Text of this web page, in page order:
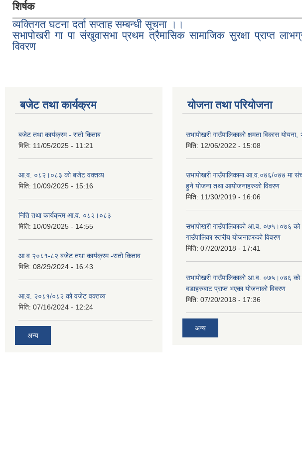
शिर्षक
व्यक्तिगत घटना दर्ता सप्ताह सम्बन्धी सूचना ।।
सभापोखरी गा पा संखुवासभा प्रथम त्रैमासिक सामाजिक सुरक्षा प्राप्त
विवरण
बजेट तथा कार्यक्रम
बजेट तथा कार्यक्रम - रातो किताब
मिति: 11/05/2025 - 11:21
आ.व. ०८२।०८३ को बजेट वक्तव्य
मिति: 10/09/2025 - 15:16
निति तथा कार्यक्रम आ.व. ०८२।०८३
मिति: 10/09/2025 - 14:55
आ व २०८१-८२ बजेट तथा कार्यक्रम -रातो किताव
मिति: 08/29/2024 - 16:43
आ.व. २०८१/०८२ को वजेट वक्तव्य
मिति: 07/16/2024 - 12:24
अन्य
योजना तथा परियोजना
सभापोखरी गाउँपालिकाको क्षमता विकास
मिति: 12/06/2022 - 15:08
सभापोखरी गाउँपालिकामा आ.व.०७६/०७७ मा
हुने योजना तथा आयोजनाहरुको विवरण
मिति: 11/30/2019 - 16:06
सभापोखरी गाउँपालिकाको आ.व. ०७५।०७६ को
गाउँपालिका स्तरीय योजनाहरुको विवरण
मिति: 07/20/2018 - 17:41
सभापोखरी गाउँपालिकाको आ.व. ०७५।०७६
वडाहरुबाट प्राप्त भएका योजनाको विवरण
मिति: 07/20/2018 - 17:36
अन्य